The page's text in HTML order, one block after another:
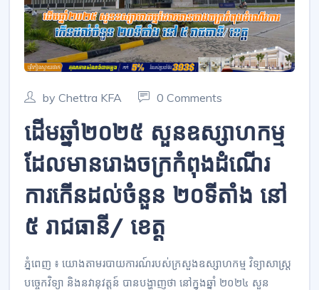
by Chettra KFA 0 Comments
ដើមឆ្នាំ២០២៥ សួនឧស្សាហកម្ម
ដែលមានរោងចក្រកំពុងដំណើរ
ការកើនដល់ចំនួន ២០ទីតាំង នៅ
៥ រាជធានី/ ខេត្ត
ភ្នំពេញ ៖ យោងតាមរបាយការណ៍របស់ក្រសួងឧស្សាហកម្ម វិទ្យាសាស្រ្ត
បច្ចេកវិទ្យា និងនវានុវត្តន៍ បានបង្ហាញថា នៅក្នុងឆ្នាំ ២០២៤ សួន